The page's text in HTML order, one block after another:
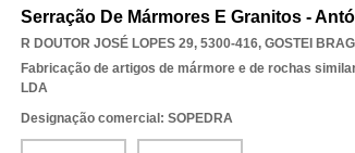
Serração De Mármores E Granitos -
R DOUTOR JOSÉ LOPES 29, 5300-416, GOSTEI
Fabricação de artigos de mármore e de rochas
LDA
Designação comercial: SOPEDRA